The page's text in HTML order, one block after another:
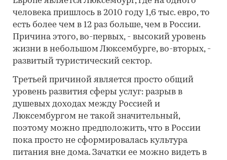
человека пришлось в 2010 году 1,6 тыс. евро, то
есть более чем в 12 раз больше, чем в России.
Причина этого, во-первых, - высокий уровень
жизни в небольшом Люксембурге, во-вторых, -
развитый туристический сектор.
Третьей причиной является просто общий
уровень развития сферы услуг: разрыв в
душевых доходах между Россией и
Люксембургом не такой значительный,
поэтому можно предположить, что в России
пока просто не сформировалась культура
питания вне дома. Зачатки ее можно видеть в